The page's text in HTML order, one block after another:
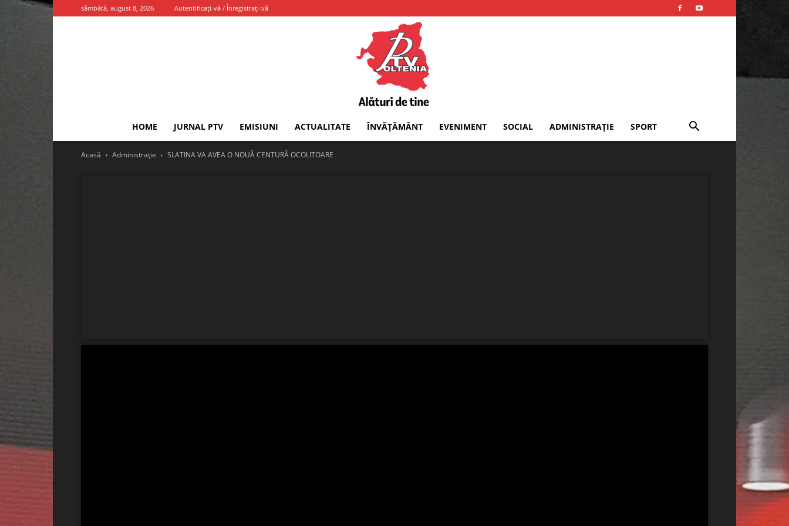
sâmbătă, august 8, 2026 Autentificați-vă / Înregistrați-vă
HOME JURNAL PTV EMISIUNI ACTUALITATE ÎNVĂȚĂMÂNT EVENIMENT SOCIAL ADMINISTRAȚIE SPORT
Acasă Administrație SLATINA VA AVEA O NOUĂ CENTURĂ OCOLITOARE